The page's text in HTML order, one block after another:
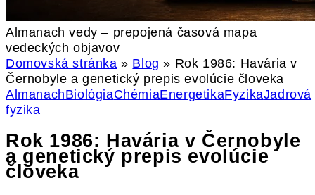
Almanach vedy – prepojená časová mapa
vedeckých objavov
Domovská stránka » Blog » Rok 1986: Havária v
Černobyle a genetický prepis evolúcie človeka
AlmanachBiológiaChémiaEnergetikaFyzikaJadrová
fyzika
Rok 1986: Havária v Černobyle
a genetický prepis evolúcie
človeka